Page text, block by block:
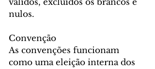
válidos, excluídos os brancos e
nulos.
Convenção
As convenções funcionam
como uma eleição interna dos